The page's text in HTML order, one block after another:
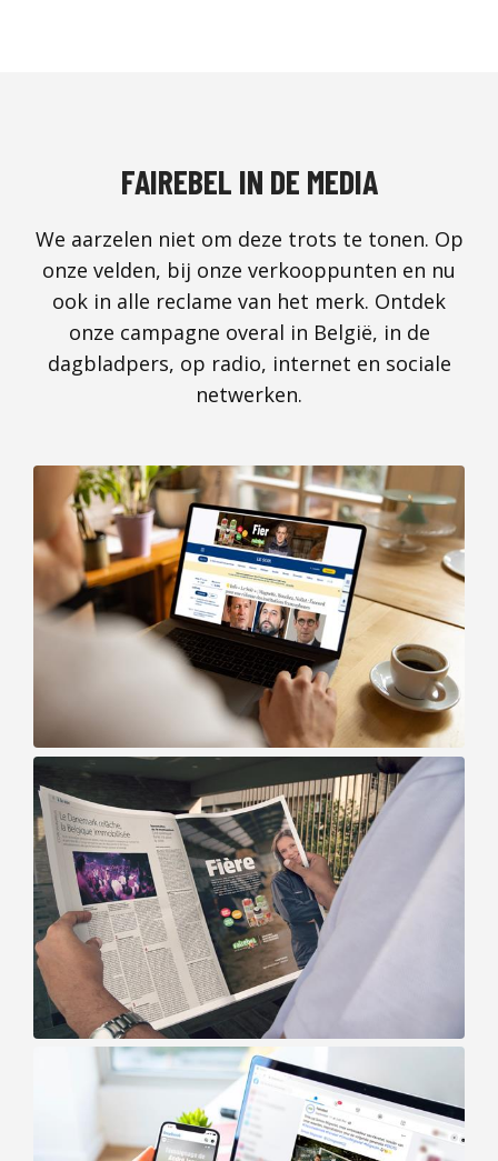
FAIREBEL IN DE MEDIA
We aarzelen niet om deze trots te tonen. Op
onze velden, bij onze verkooppunten en nu
ook in alle reclame van het merk. Ontdek
onze campagne overal in België, in de
dagbladpers, op radio, internet en sociale
netwerken.